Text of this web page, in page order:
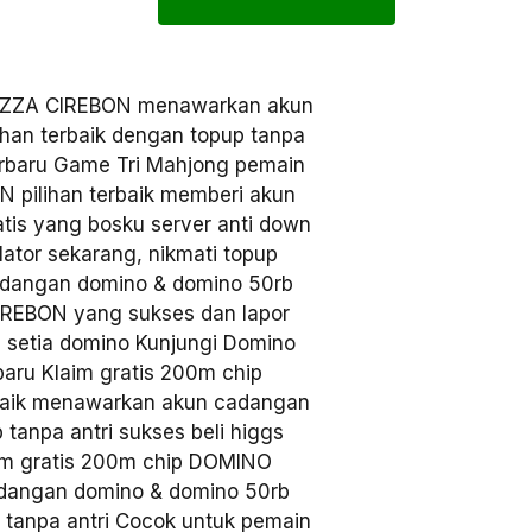
CIREBON menawarkan akun
terbaik dengan topup tanpa
Game Tri Mahjong pemain
pilihan terbaik memberi akun
yang bosku server anti down
sekarang, nikmati topup
domino & domino 50rb
yang sukses dan lapor
domino Kunjungi Domino
Klaim gratis 200m chip
menawarkan akun cadangan
antri sukses beli higgs
gratis 200m chip DOMINO
domino & domino 50rb
antri Cocok untuk pemain